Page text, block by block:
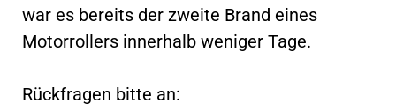
war es bereits der zweite Brand eines
Motorrollers innerhalb weniger Tage.
Rückfragen bitte an: